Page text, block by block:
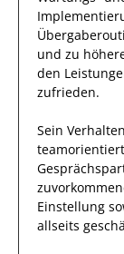
und zu
den
zufrieden.
Sein
Einstellung
allseits